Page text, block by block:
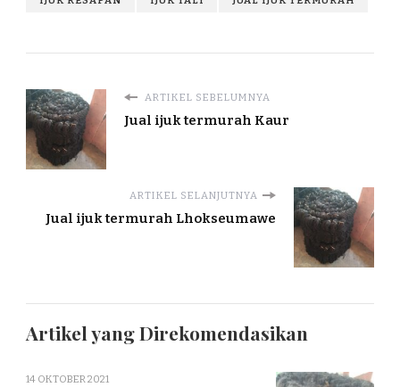
ARTIKEL SEBELUMNYA
Jual ijuk termurah Kaur
ARTIKEL SELANJUTNYA
Jual ijuk termurah Lhokseumawe
Artikel yang Direkomendasikan
14 OKTOBER 2021